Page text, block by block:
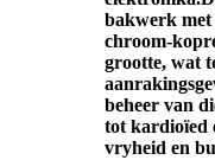
bakwerk met
chroom-
grootte, wat
beheer van
tot kardioïed
vryheid en